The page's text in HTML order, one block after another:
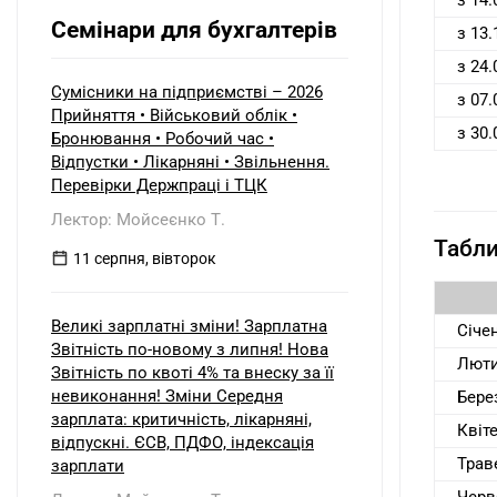
системі? Які особливості
оподаткування та утримання
виникають, якщо материнська
компанія є: а) резидентом України;
б) нерезидентом?
скласти розрахунок коригування?
Семінари для бухгалтерів
Сумісники на підприємстві – 2026
Прийняття • Військовий облік •
Бронювання • Робочий час •
Відпустки • Лікарняні • Звільнення.
Перевірки Держпраці і ТЦК
Лектор: Мойсеєнко Т.
11 серпня, вівторок
Великі зарплатні зміни! Зарплатна
Звітність по-новому з липня! Нова
Звітність по квоті 4% та внеску за її
невиконання! Зміни Середня
зарплата: критичність, лікарняні,
відпускні. ЄСВ, ПДФО, індексація
зарплати
з
з
з
з